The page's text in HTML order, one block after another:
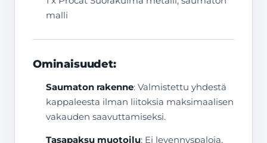
malli
Ominaisuudet:
Saumaton rakenne: Valmistettu yhdestä
kappaleesta ilman liitoksia maksimaalisen
vakauden saavuttamiseksi.
Tasapaksu muotoilu: Ei levennyspaloja,